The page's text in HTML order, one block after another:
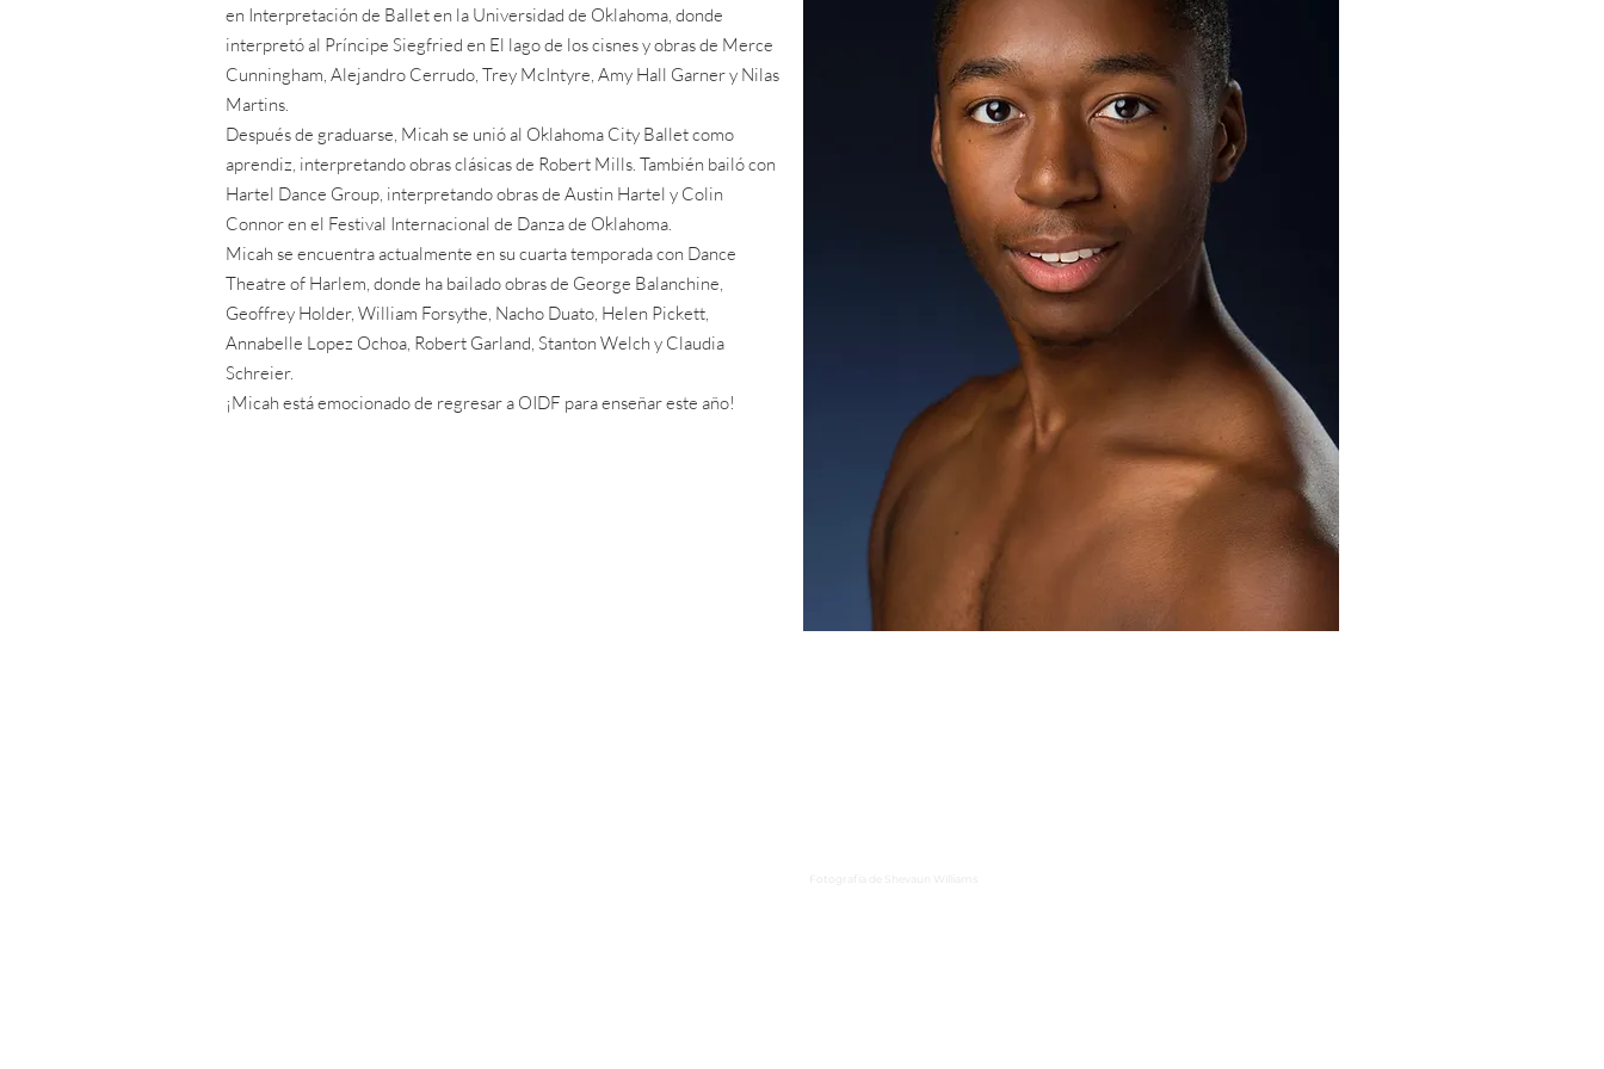
en Interpretación de Ballet en la Universidad de Oklahoma, donde
interpretó al Príncipe Siegfried en El lago de los cisnes y obras de Merce
Cunningham, Alejandro Cerrudo, Trey McIntyre, Amy Hall Garner y Nilas
Martins.
Después de graduarse, Micah se unió al Oklahoma City Ballet como
aprendiz, interpretando obras clásicas de Robert Mills. También bailó con
Hartel Dance Group, interpretando obras de Austin Hartel y Colin
Connor en el Festival Internacional de Danza de Oklahoma.
Micah se encuentra actualmente en su cuarta temporada con Dance
Theatre of Harlem, donde ha bailado obras de George Balanchine,
Geoffrey Holder, William Forsythe, Nacho Duato, Helen Pickett,
Annabelle Lopez Ochoa, Robert Garland, Stanton Welch y Claudia
Schreier.
¡Micah está emocionado de regresar a OIDF para enseñar este año!
Fotografía de Shevaun Williams